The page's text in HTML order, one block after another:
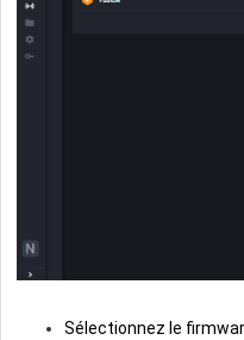
Sélectionnez le